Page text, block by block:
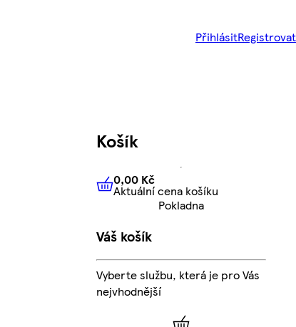
PřihlásitRegistrovat
Košík
0,00 KčAktuální cena košíku
0,00 Kč
Aktuální cena košíku
Pokladna
Váš košík
Vyberte službu, která je pro Vás
nejvhodnější